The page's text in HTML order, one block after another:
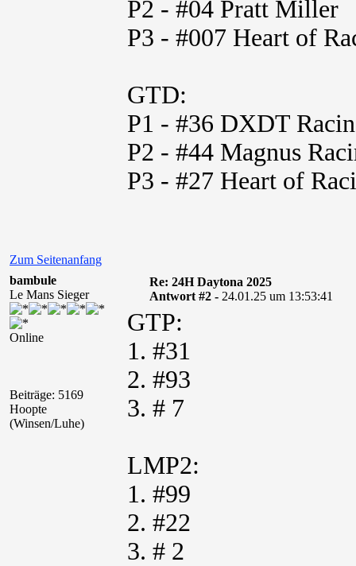
P2 - #04 Pratt Miller
P3 - #007 Heart of
GTD:
P1 - #36 DXDT
P2 - #44 Magnus
P3 - #27 Heart of
Zum Seitenanfang
bambule
Le Mans Sieger
Online
Beiträge: 5169
Hoopte
(Winsen/Luhe)
Re: 24H Daytona 2025
Antwort #2 - 24.01.25 um 13:53:41
GTP:
1. #31
2. #93
3. # 7
LMP2:
1. #99
2. #22
3. # 2